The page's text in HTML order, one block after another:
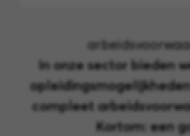
In onze sector bieden
compleet
Kortom: een